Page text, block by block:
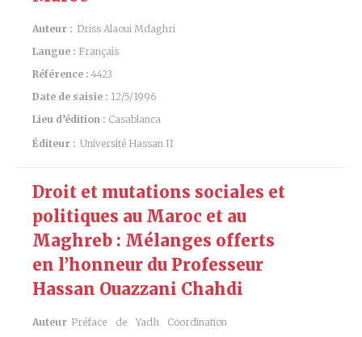
Auteur : Driss Alaoui Mdaghri
Langue : Français
Référence : 4423
Date de saisie : 12/5/1996
Lieu d’édition : Casablanca
Éditeur : Université Hassan II
Droit et mutations sociales et
politiques au Maroc et au
Maghreb : Mélanges offerts
en l’honneur du Professeur
Hassan Ouazzani Chahdi
Auteur Préface de Yadh
Coordination